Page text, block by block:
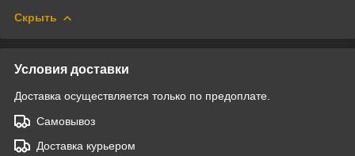
Скрыть
Условия доставки
Доставка осуществляется только по предоплате.
Самовывоз
Доставка курьером